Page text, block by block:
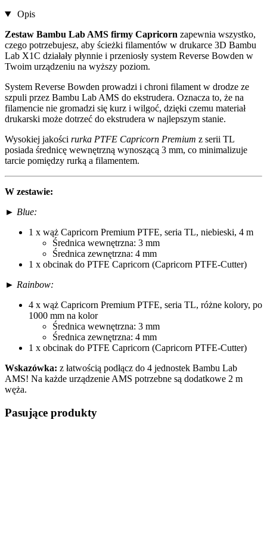
Opis
Zestaw Bambu Lab AMS firmy Capricorn zapewnia wszystko,
czego potrzebujesz, aby ścieżki filamentów w drukarce 3D Bambu
Lab X1C działały płynnie i przeniosły system Reverse Bowden w
Twoim urządzeniu na wyższy poziom.
System Reverse Bowden prowadzi i chroni filament w drodze ze
szpuli przez Bambu Lab AMS do ekstrudera. Oznacza to, że na
filamencie nie gromadzi się kurz i wilgoć, dzięki czemu materiał
drukarski może dotrzeć do ekstrudera w najlepszym stanie.
Wysokiej jakości rurka PTFE Capricorn Premium z serii TL
posiada średnicę wewnętrzną wynoszącą 3 mm, co minimalizuje
tarcie pomiędzy rurką a filamentem.
W zestawie:
► Blue:
1 x wąż Capricorn Premium PTFE, seria TL, niebieski, 4 m
Średnica wewnętrzna: 3 mm
Średnica zewnętrzna: 4 mm
1 x obcinak do PTFE Capricorn (Capricorn PTFE-Cutter)
► Rainbow:
4 x wąż Capricorn Premium PTFE, seria TL, różne kolory, po
1000 mm na kolor
Średnica wewnętrzna: 3 mm
Średnica zewnętrzna: 4 mm
1 x obcinak do PTFE Capricorn (Capricorn PTFE-Cutter)
Wskazówka: z łatwością podłącz do 4 jednostek Bambu Lab
AMS! Na każde urządzenie AMS potrzebne są dodatkowe 2 m
węża.
Pasujące produkty